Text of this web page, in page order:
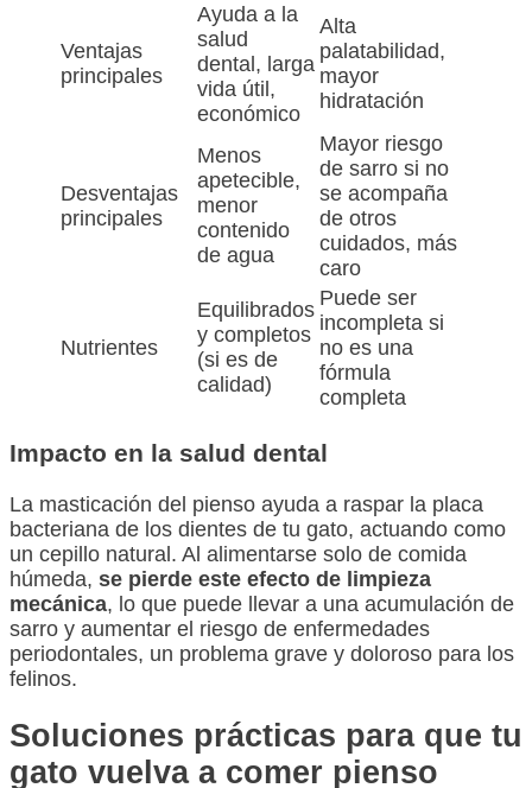
Ventajas
principales
Ayuda a la
salud
dental, larga
vida útil,
económico
Alta
palatabilidad,
mayor
hidratación
Desventajas
principales
Menos
apetecible,
menor
contenido
de agua
Mayor riesgo
de sarro si no
se acompaña
de otros
cuidados, más
caro
Nutrientes
Equilibrados
y completos
(si es de
calidad)
Puede ser
incompleta si
no es una
fórmula
completa
Impacto en la salud dental
La masticación del pienso ayuda a raspar la placa
bacteriana de los dientes de tu gato, actuando como
un cepillo natural. Al alimentarse solo de comida
húmeda, se pierde este efecto de limpieza
mecánica, lo que puede llevar a una acumulación de
sarro y aumentar el riesgo de enfermedades
periodontales, un problema grave y doloroso para los
felinos.
Soluciones prácticas para que tu
gato vuelva a comer pienso